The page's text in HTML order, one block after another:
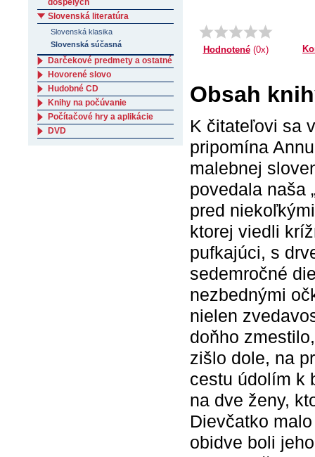
Hodnotené(0x)
Obsah
K čitateľovi sa
pripomína
malebnej
povedala naša
pred
ktorej viedli
pufkajúci, s
sedemročné
nezbednými
nielen
doňho
zišlo dole, na
cestu údolím k
na dve ženy,
Dievčatko
obidve boli
dospelých
Slovenská literatúra
Slovenská klasika
Slovenská súčasná
Darčekové predmety a ostatné
Hovorené slovo
Hudobné CD
Knihy na počúvanie
Počítačové hry a aplikácie
DVD